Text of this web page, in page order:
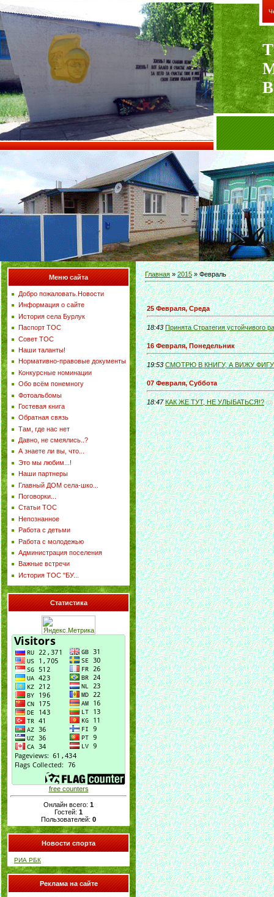
Меню сайта
Добро пожаловать.Новости
Информация о сайте
История села Бурлук
Паспорт ТОС
Совет ТОС
Наши таланты!
Нормативно-правовые документы
Конкурсные номинации
Обо всём понемногу
Фотоальбомы
Гостевая книга
Обратная связь
Там, где нас нет
Давно, не смеялись..?
А знаете ли вы, что...
Это мы любим...!
Наши партнеры
Главный ДОМ села-шко...
Поговорки...
Статьи ТОС
Непознанное
Работа с детьми
Работа с молодежью
Администрация поселения
Важные встречи
История ТОС "БУ...
Статистика
free counters
Онлайн всего: 1
Гостей: 1
Пользователей: 0
Новости спорта
РИА РБК
Реклама на сайте
Главная»2015 » Февраль
25 Февраля, Среда
18:43 Принята Стратегия устойчивого
16 Февраля, Понедельник
19:53 СМОТРЮ В КНИГУ, А ВИЖУ
07 Февраля, Суббота
18:47 КАК ЖЕ ТУТ, НЕ УЛЫБАТЬСЯ!? (0)